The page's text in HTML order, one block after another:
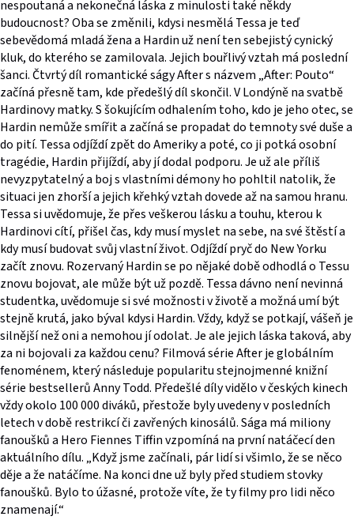
nespoutaná a nekonečná láska z minulosti také někdy
budoucnost? Oba se změnili, kdysi nesmělá Tessa je teď
sebevědomá mladá žena a Hardin už není ten sebejistý cynický
kluk, do kterého se zamilovala. Jejich bouřlivý vztah má poslední
šanci. Čtvrtý díl romantické ságy After s názvem „After: Pouto“
začíná přesně tam, kde předešlý díl skončil. V Londýně na svatbě
Hardinovy matky. S šokujícím odhalením toho, kdo je jeho otec, se
Hardin nemůže smířit a začíná se propadat do temnoty své duše a
do pití. Tessa odjíždí zpět do Ameriky a poté, co ji potká osobní
tragédie, Hardin přijíždí, aby jí dodal podporu. Je už ale příliš
nevyzpytatelný a boj s vlastními démony ho pohltil natolik, že
situaci jen zhorší a jejich křehký vztah dovede až na samou hranu.
Tessa si uvědomuje, že přes veškerou lásku a touhu, kterou k
Hardinovi cítí, přišel čas, kdy musí myslet na sebe, na své štěstí a
kdy musí budovat svůj vlastní život. Odjíždí pryč do New Yorku
začít znovu. Rozervaný Hardin se po nějaké době odhodlá o Tessu
znovu bojovat, ale může být už pozdě. Tessa dávno není nevinná
studentka, uvědomuje si své možnosti v životě a možná umí být
stejně krutá, jako býval kdysi Hardin. Vždy, když se potkají, vášeň je
silnější než oni a nemohou jí odolat. Je ale jejich láska taková, aby
za ni bojovali za každou cenu? Filmová série After je globálním
fenoménem, který následuje popularitu stejnojmenné knižní
série bestsellerů Anny Todd. Předešlé díly vidělo v českých kinech
vždy okolo 100 000 diváků, přestože byly uvedeny v posledních
letech v době restrikcí či zavřených kinosálů. Sága má miliony
fanoušků a Hero Fiennes Tiffin vzpomíná na první natáčecí den
aktuálního dílu. „Když jsme začínali, pár lidí si všimlo, že se něco
děje a že natáčíme. Na konci dne už byly před studiem stovky
fanoušků. Bylo to úžasné, protože víte, že ty filmy pro lidi něco
znamenají.“